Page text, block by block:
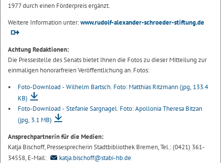
1977 durch einen Förderpreis ergänzt.
Weitere Information unter:www.rudolf-alexander-schroeder-stiftung.de
Achtung Redaktionen:
Die Pressestelle des Senats bietet Ihnen die Fotos zu dieser Mitteilung zur
einmaligen honorarfreien Veröffentlichung an. Fotos:
Foto-Download - Wilhelm Bartsch. Foto: Matthias Ritzmann(jpg, 133.4
KB)
Foto-Download - Stefanie Sargnagel. Foto: Apollonia Theresa Bitzan
(jpg, 3.1 MB)
Ansprechpartnerin für die Medien:
Katja Bischoff, Pressesprecherin Stadtbibliothek Bremen, Tel.: (0421) 361-
34558, E-Mail:
katja.bischoff@stabi-hb.de